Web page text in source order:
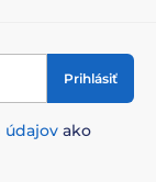
Prihlásiť
údajov ako